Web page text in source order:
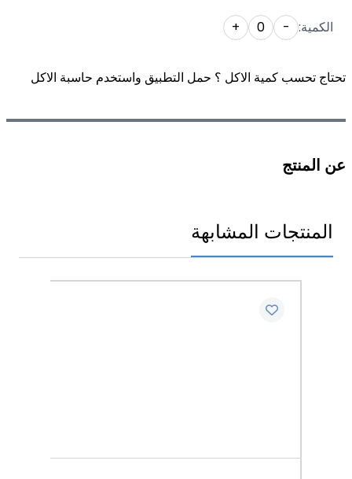
الكمية: -
0
+
تحتاج تحسب كمية الاكل ؟ حمل التطبيق واستخدم حاسبة الاكل
عن المنتج
المنتجات المشابهة